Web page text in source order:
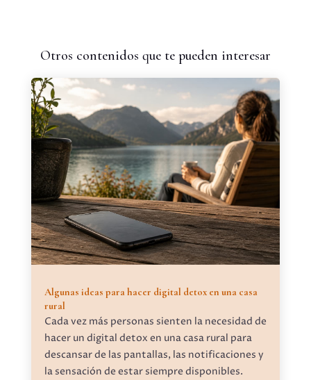
Otros contenidos que te pueden interesar
Algunas ideas para hacer digital detox en una casa
rural
Cada vez más personas sienten la necesidad de
hacer un digital detox en una casa rural para
descansar de las pantallas, las notificaciones y
la sensación de estar siempre disponibles.